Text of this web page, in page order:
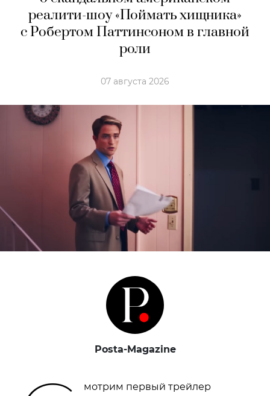
реалити-шоу «Поймать хищника»
с Робертом Паттинсоном в главной
роли
07 августа 2026
Posta-Magazine
мотрим первый трейлер